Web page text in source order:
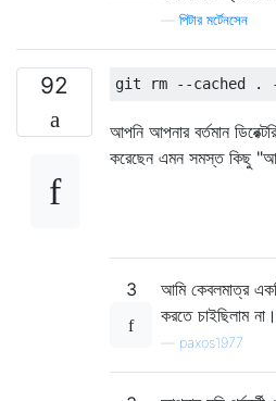
পিটার মর্টেনসেন
92
আপনি আপনার বর্তমান
করেছেন এমন সমস্ত কিছু
3
আমি কেবলমাত্র
করতে চাইছিলাম না।
paxos1977